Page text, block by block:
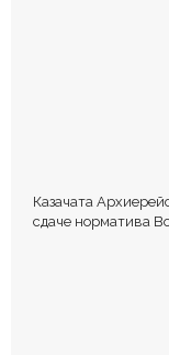
Казачата
сдаче норматива